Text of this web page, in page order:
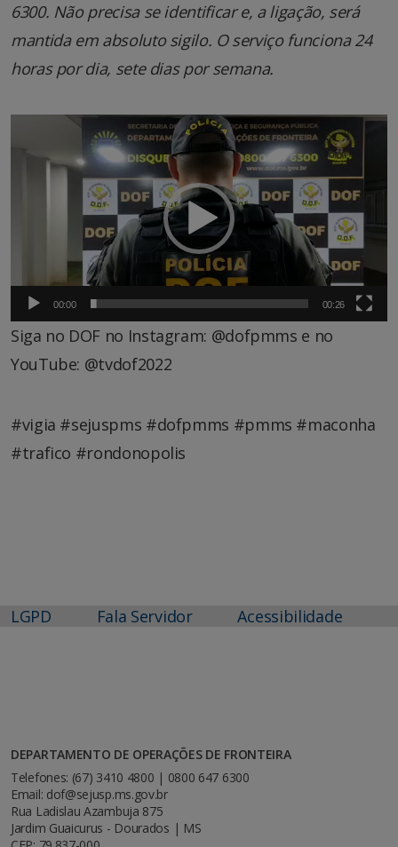
6300. Não precisa se identificar e, a ligação, será
mantida em absoluto sigilo. O serviço funciona 24
horas por dia, sete dias por semana.
Tocador
vídeo
00:00 00:26
Siga no DOF no Instagram: @dofpmms e no
YouTube: @tvdof2022
#vigia #sejuspms #dofpmms #pmms #maconha
#trafico #rondonopolis
LGPD Fala Servidor Acessibilidade
DEPARTAMENTO DE OPERAÇÕES DE FRONTEIRA
Telefones: (67) 3410 4800 | 0800 647 6300
Email: dof@sejusp.ms.gov.br
Rua Ladislau Azambuja 875
Jardim Guaicurus - Dourados | MS